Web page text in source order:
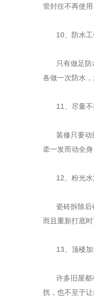
管封住不再使
10 、防水
只有做足
各做一次防水，
11 、尽量
装修只要动
牵一发而动全身
12 、粉光
瓷砖拆除后
而且重新打底
13 、顶楼
许多旧屋都
扰，也不至于让